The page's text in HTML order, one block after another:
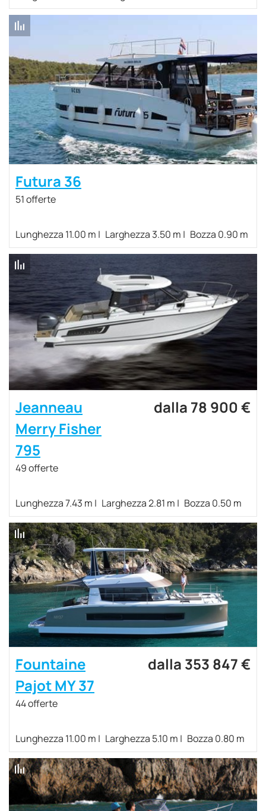
Futura 36
51 offerte
Lunghezza 11.00 m Larghezza 3.50 m Bozza 0.90 m
Jeanneau
Merry Fisher
795
49 offerte
dalla 78 900 €
Lunghezza 7.43 m Larghezza 2.81 m Bozza 0.50 m
Fountaine
Pajot MY 37
44 offerte
dalla 353 847 €
Lunghezza 11.00 m Larghezza 5.10 m Bozza 0.80 m